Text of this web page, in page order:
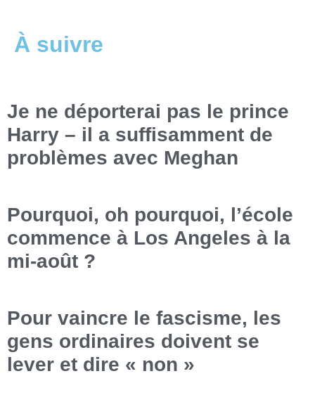
À suivre
Je ne déporterai pas le prince
Harry – il a suffisamment de
problèmes avec Meghan
Pourquoi, oh pourquoi, l’école
commence à Los Angeles à la
mi-août ?
Pour vaincre le fascisme, les
gens ordinaires doivent se
lever et dire « non »